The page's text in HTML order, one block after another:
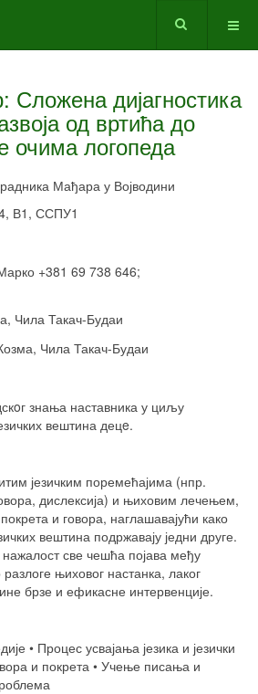
Сложена дијагностика
од вртића до
очима логопеда
Мађара у Војводини
В1, ССПУ1
+381 69 738 646;
Чила Такач-Будаи
Чила Такач-Будаи
oг знања наставника у циљу
вештина децe.
језичким поремећајима (нпр.
дислексија) и њиховим лечењем,
и говора, наглашавајући како
вештина подржавају једни друге.
све чешћа појава међу
њиховог настанка, лаког
брзе и ефикасне интервенције.
• Процес усвајања језика и језички
и покрета • Учење писања и